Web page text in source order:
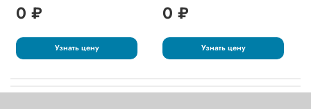
0 ₽
Узнать цену
0 ₽
Узнать цену